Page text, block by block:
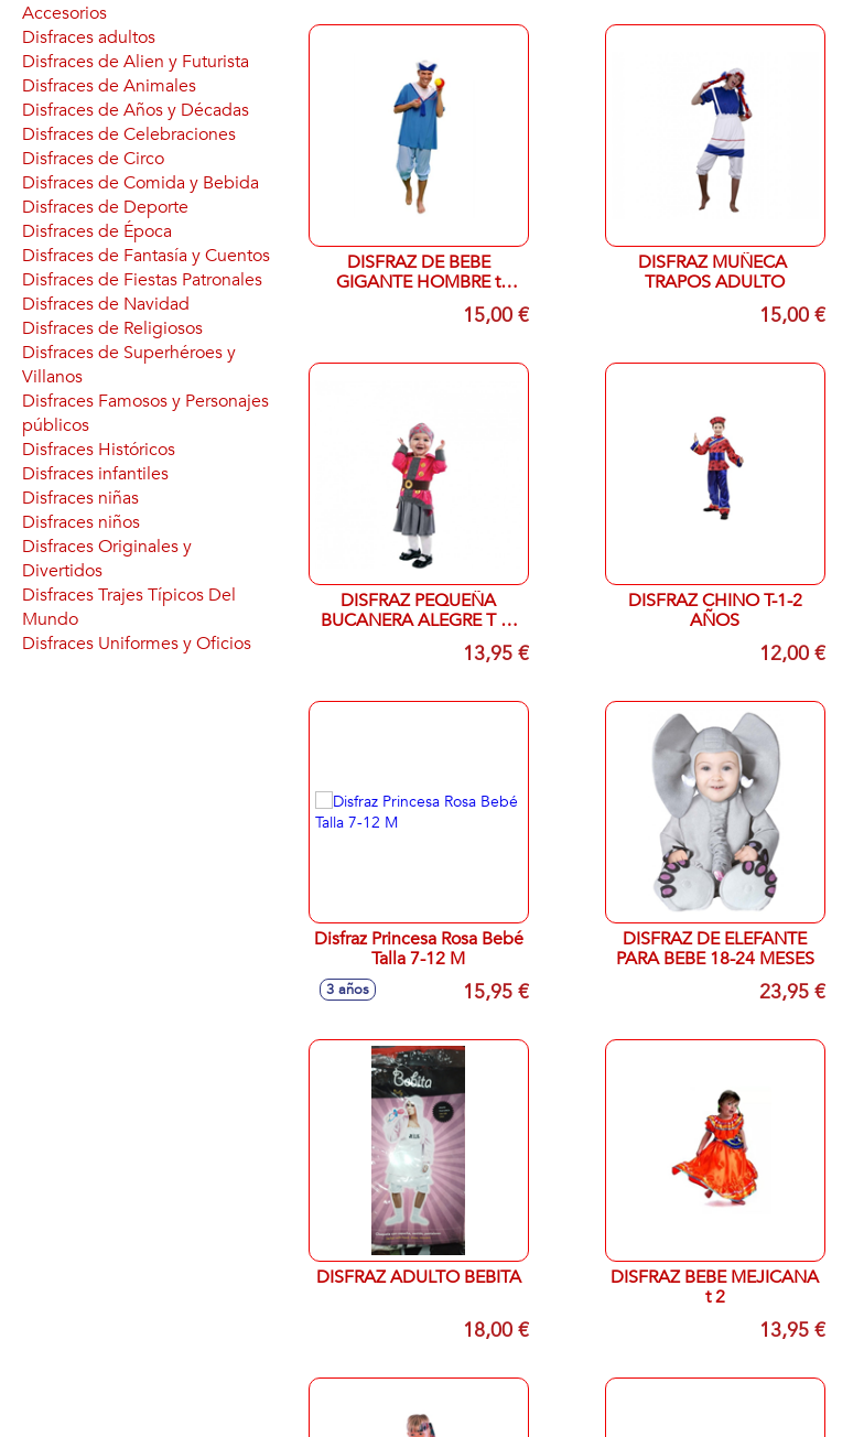
DISFRAZ DE BEBE
GIGANTE HOMBRE t
15,00 €
DISFRAZ MUÑECA
TRAPOS ADULTO
15,00 €
DISFRAZ PEQUEÑA
BUCANERA ALEGRE T 7-
13,95 €
DISFRAZ CHINO T-1-2
AÑOS
12,00 €
Disfraz Princesa Rosa Bebé
Talla 7-12 M
3 años 15,95 €
DISFRAZ DE ELEFANTE
PARA BEBE 18-24 MESES
23,95 €
DISFRAZ ADULTO BEBITA
18,00 €
DISFRAZ BEBE MEJICANA
t 2
13,95 €
Accesorios
Disfraces adultos
Disfraces de Alien y Futurista
Disfraces de Animales
Disfraces de Años y Décadas
Disfraces de Celebraciones
Disfraces de Circo
Disfraces de Comida y Bebida
Disfraces de Deporte
Disfraces de Época
Disfraces de Fantasía y Cuentos
Disfraces de Fiestas Patronales
Disfraces de Navidad
Disfraces de Religiosos
Disfraces de Superhéroes y
Villanos
Disfraces Famosos y Personajes
públicos
Disfraces Históricos
Disfraces infantiles
Disfraces niñas
Disfraces niños
Disfraces Originales y
Divertidos
Disfraces Trajes Típicos Del
Mundo
Disfraces Uniformes y Oficios